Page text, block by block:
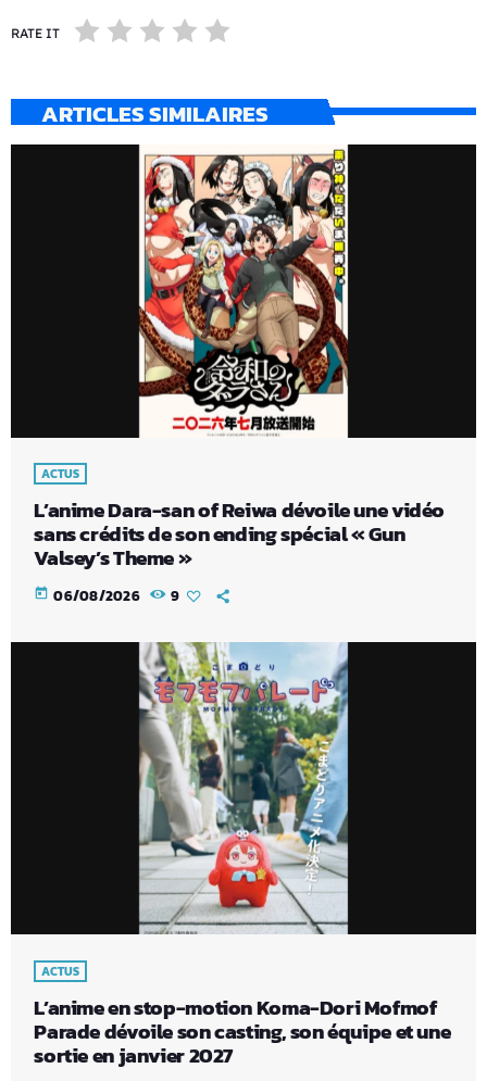
RATE IT
ARTICLES SIMILAIRES
ACTUS
L’anime Dara-san of Reiwa dévoile une vidéo
sans crédits de son ending spécial « Gun
Valsey’s Theme »
today 06/08/2026 9
ACTUS
L’anime en stop-motion Koma-Dori Mofmof
Parade dévoile son casting, son équipe et une
sortie en janvier 2027